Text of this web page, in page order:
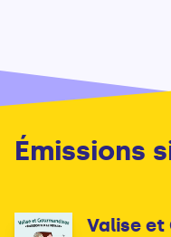
Émissions
Valise et